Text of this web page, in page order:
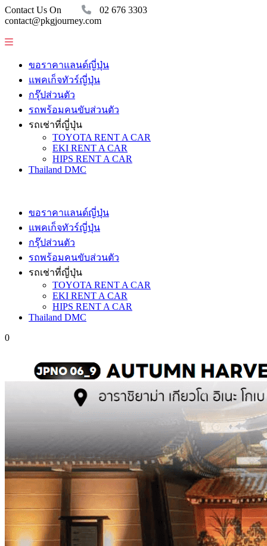
Contact Us On
02 676 3303
contact@pkgjourney.com
ขอราคาแลนด์ญี่ปุ่น
แพคเก็จทัวร์ญี่ปุ่น
กรุ๊ปส่วนตัว
รถพร้อมคนขับส่วนตัว
รถเช่าที่ญี่ปุ่น
TOYOTA RENT A CAR
EKI RENT A CAR
HIPS RENT A CAR
Thailand DMC
ขอราคาแลนด์ญี่ปุ่น
แพคเก็จทัวร์ญี่ปุ่น
กรุ๊ปส่วนตัว
รถพร้อมคนขับส่วนตัว
รถเช่าที่ญี่ปุ่น
TOYOTA RENT A CAR
EKI RENT A CAR
HIPS RENT A CAR
Thailand DMC
0